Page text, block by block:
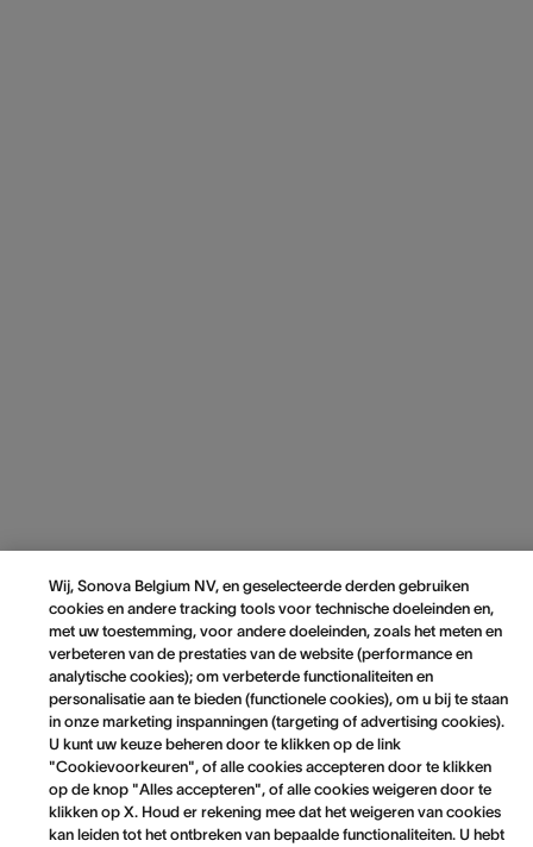
Wij, Sonova Belgium NV, en geselecteerde derden gebruiken
cookies en andere tracking tools voor technische doeleinden en,
met uw toestemming, voor andere doeleinden, zoals het meten en
verbeteren van de prestaties van de website (performance en
analytische cookies); om verbeterde functionaliteiten en
personalisatie aan te bieden (functionele cookies), om u bij te staan
in onze marketing inspanningen (targeting of advertising cookies).
U kunt uw keuze beheren door te klikken op de link
"Cookievoorkeuren", of alle cookies accepteren door te klikken
op de knop "Alles accepteren", of alle cookies weigeren door te
klikken op X. Houd er rekening mee dat het weigeren van cookies
kan leiden tot het ontbreken van bepaalde functionaliteiten. U hebt